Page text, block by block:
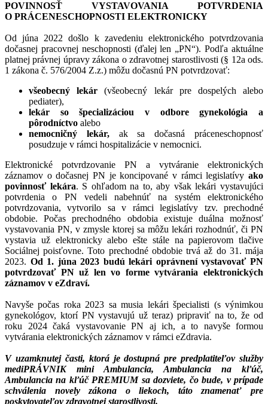
POVINNOSŤ VYSTAVOVANIA POTVRDENIA
O PRÁCENESCHOPNOSTI ELEKTRONICKY
Od júna 2022 došlo k zavedeniu elektronického potvrdzovania
dočasnej pracovnej neschopnosti (ďalej len „PN“). Podľa aktuálne
platnej právnej úpravy zákona o zdravotnej starostlivosti (§ 12a ods.
1 zákona č. 576/2004 Z.z.) môžu dočasnú PN potvrdzovať:
všeobecný lekár (všeobecný lekár pre dospelých alebo
pediater),
lekár so špecializáciou v odbore gynekológia a
pôrodníctvo alebo
nemocničný lekár,ak sa dočasná práceneschopnosť
posudzuje v rámci hospitalizácie v nemocnici.
Elektronické potvrdzovanie PN a vytváranie elektronických
záznamov o dočasnej PN je koncipované v rámci legislatívy ako
povinnosť lekára. S ohľadom na to, aby však lekári vystavujúci
potvrdenia o PN vedeli nabehnúť na systém elektronického
potvrdzovania, vytvorilo sa v rámci legislatívy tzv. prechodné
obdobie. Počas prechodného obdobia existuje duálna možnosť
vystavovania PN, v zmysle ktorej sa môžu lekári rozhodnúť, či PN
vystavia už elektronicky alebo ešte stále na papierovom tlačive
Sociálnej poisťovne. Toto prechodné obdobie trvá až do 31. mája
2023. Od 1. júna 2023 budú lekári oprávnení vystavovať PN
potvrdzovať PN už len vo forme vytvárania elektronických
záznamov v eZdraví.
Navyše počas roka 2023 sa musia lekári špecialisti (s výnimkou
gynekológov, ktorí PN vystavujú už teraz) pripraviť na to, že od
roku 2024 čaká vystavovanie PN aj ich, a to navyše formou
vytvárania elektronických záznamov v rámci eZdravia.
V uzamknutej časti, ktorá je dostupná pre predplatiteľov služby
mediPRÁVNIK mini Ambulancia, Ambulancia na kľúč,
Ambulancia na kľúč PREMIUM sa dozviete, čo bude, v prípade
schválenia novely zákona o liekoch, táto znamenať pre
poskytovateľov zdravotnej starostlivosti.